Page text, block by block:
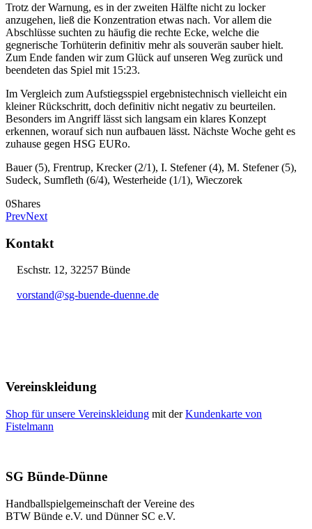
Trotz der Warnung, es in der zweiten Hälfte nicht zu locker
anzugehen, ließ die Konzentration etwas nach. Vor allem die
Abschlüsse suchten zu häufig die rechte Ecke, welche die
gegnerische Torhüterin definitiv mehr als souverän sauber hielt.
Zum Ende fanden wir zum Glück auf unseren Weg zurück und
beendeten das Spiel mit 15:23.
Im Vergleich zum Aufstiegsspiel ergebnistechnisch vielleicht ein
kleiner Rückschritt, doch definitiv nicht negativ zu beurteilen.
Besonders im Angriff lässt sich langsam ein klares Konzept
erkennen, worauf sich nun aufbauen lässt. Nächste Woche geht es
zuhause gegen HSG EURo.
Bauer (5), Frentrup, Krecker (2/1), I. Stefener (4), M. Stefener (5),
Sudeck, Sumfleth (6/4), Westerheide (1/1), Wieczorek
0Shares
PrevNext
Kontakt
Eschstr. 12, 32257 Bünde
vorstand@sg-buende-duenne.de
Vereinskleidung
Shop für unsere Vereinskleidung mit derKundenkarte von
Fistelmann
SG Bünde-Dünne
Handballspielgemeinschaft der Vereine des
BTW Bünde e.V. und Dünner SC e.V.